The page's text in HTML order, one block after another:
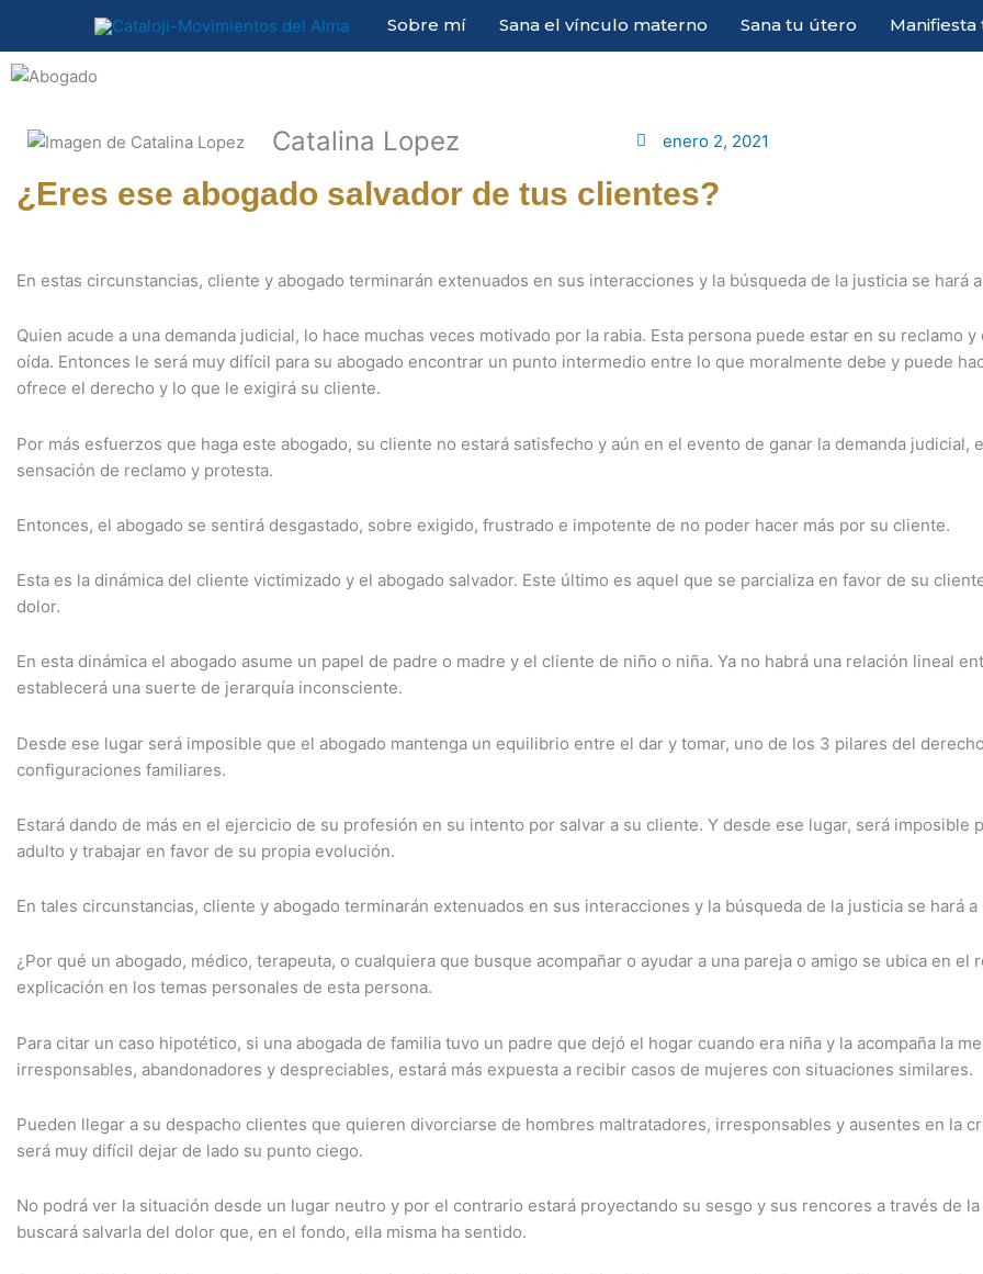
contenido
Sobre mí Sana el vínculo materno Sana tu útero
Catalina Lopez enero 2, 2021
¿Eres ese abogado salvador de tus clientes?
En estas circunstancias, cliente y abogado terminarán extenuados en sus interacciones y la búsqueda de la justicia se hará
Quien acude a una demanda judicial, lo hace muchas veces motivado por la rabia. Esta persona puede estar en su reclamo
oída. Entonces le será muy difícil para su abogado encontrar un punto intermedio entre lo que moralmente debe y puede
ofrece el derecho y lo que le exigirá su cliente.
Por más esfuerzos que haga este abogado, su cliente no estará satisfecho y aún en el evento de ganar la demanda judicial,
sensación de reclamo y protesta.
Entonces, el abogado se sentirá desgastado, sobre exigido, frustrado e impotente de no poder hacer más por su cliente.
Esta es la dinámica del cliente victimizado y el abogado salvador. Este último es aquel que se parcializa en favor de su
dolor.
En esta dinámica el abogado asume un papel de padre o madre y el cliente de niño o niña. Ya no habrá una relación lineal
establecerá una suerte de jerarquía inconsciente.
Desde ese lugar será imposible que el abogado mantenga un equilibrio entre el dar y tomar, uno de los 3 pilares del
configuraciones familiares.
Estará dando de más en el ejercicio de su profesión en su intento por salvar a su cliente. Y desde ese lugar, será imposible
adulto y trabajar en favor de su propia evolución.
En tales circunstancias, cliente y abogado terminarán extenuados en sus interacciones y la búsqueda de la justicia se hará
¿Por qué un abogado, médico, terapeuta, o cualquiera que busque acompañar o ayudar a una pareja o amigo se ubica en el
explicación en los temas personales de esta persona.
Para citar un caso hipotético, si una abogada de familia tuvo un padre que dejó el hogar cuando era niña y la acompaña la
irresponsables, abandonadores y despreciables, estará más expuesta a recibir casos de mujeres con situaciones similares.
Pueden llegar a su despacho clientes que quieren divorciarse de hombres maltratadores, irresponsables y ausentes en la
será muy difícil dejar de lado su punto ciego.
No podrá ver la situación desde un lugar neutro y por el contrario estará proyectando su sesgo y sus rencores a través de
buscará salvarla del dolor que, en el fondo, ella misma ha sentido.